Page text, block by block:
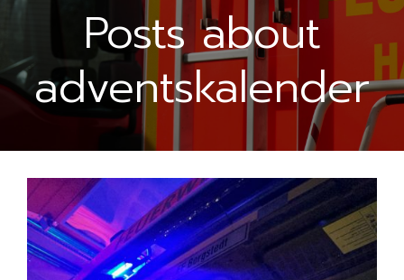
Posts about
adventskalender